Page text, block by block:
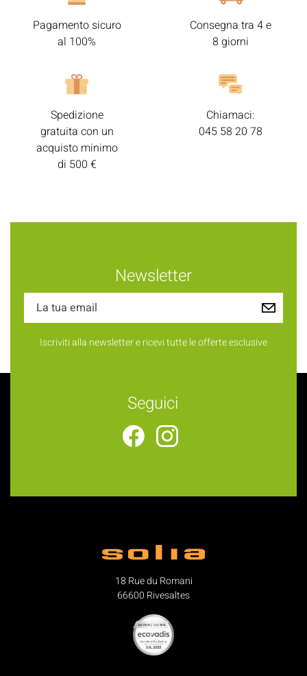
Pagamento sicuro
al 100%
Consegna tra 4 e
8 giorni
Spedizione
gratuita con un
acquisto minimo
di 500 €
Chiamaci:
045 58 20 78
Newsletter
Iscriviti alla newsletter e ricevi tutte le offerte esclusive
Seguici
18 Rue du Romani
66600 Rivesaltes